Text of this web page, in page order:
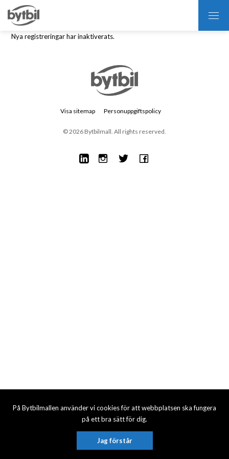
På Bytbilmallen använder vi cookies för att webbplatsen ska fungera
på ett bra sätt för dig.
Jag förstår
Nya registreringar har inaktiverats.
© 2026 Bytbilmall. All rights reserved.
Visa sitemap Personuppgiftspolicy